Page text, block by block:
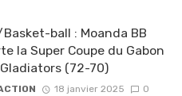
ball : Moanda BB
la Super Coupe du Gabon
(72-70)
18 janvier 2025 0